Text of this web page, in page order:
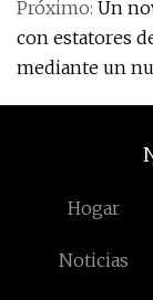
Próximo: Un
con estatores
mediante un
Hogar
Noticias